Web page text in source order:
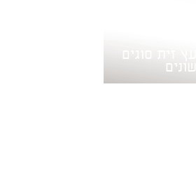
עץ זית סוגים
שונים